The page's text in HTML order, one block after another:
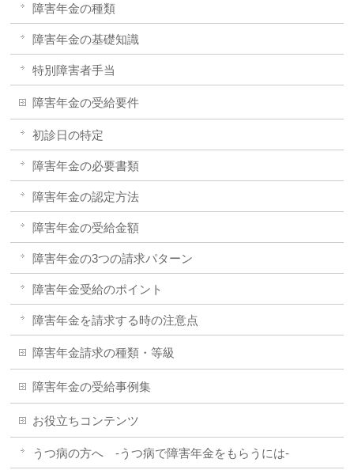
障害年金の種類
障害年金の基礎知識
特別障害者手当
障害年金の受給要件
初診日の特定
障害年金の必要書類
障害年金の認定方法
障害年金の受給金額
障害年金の3つの請求パターン
障害年金受給のポイント
障害年金を請求する時の注意点
障害年金請求の種類・等級
障害年金の受給事例集
お役立ちコンテンツ
うつ病の方へ -うつ病で障害年金をもらうには-